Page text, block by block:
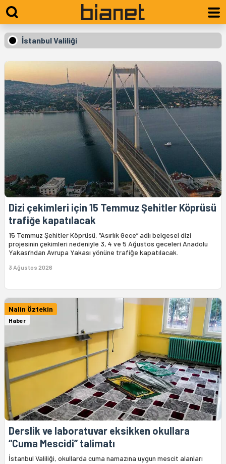
İstanbul Valiliği
Dizi çekimleri için 15 Temmuz Şehitler Köprüsü
trafiğe kapatılacak
15 Temmuz Şehitler Köprüsü, “Asırlık Gece” adlı belgesel dizi
projesinin çekimleri nedeniyle 3, 4 ve 5 Ağustos geceleri Anadolu
Yakası’ndan Avrupa Yakası yönüne trafiğe kapatılacak.
3 Ağustos 2026
Nalin Öztekin
Haber
Derslik ve laboratuvar eksikken okullara
“Cuma Mescidi” talimatı
İstanbul Valiliği, okullarda cuma namazına uygun mescit alanları